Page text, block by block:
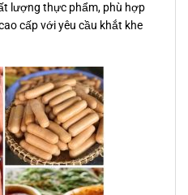
lượng thực phẩm, phù hợp
cấp với yêu cầu khắt khe